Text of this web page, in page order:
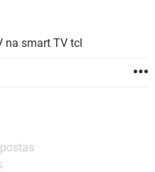
EXCEL
na smart TV tcl